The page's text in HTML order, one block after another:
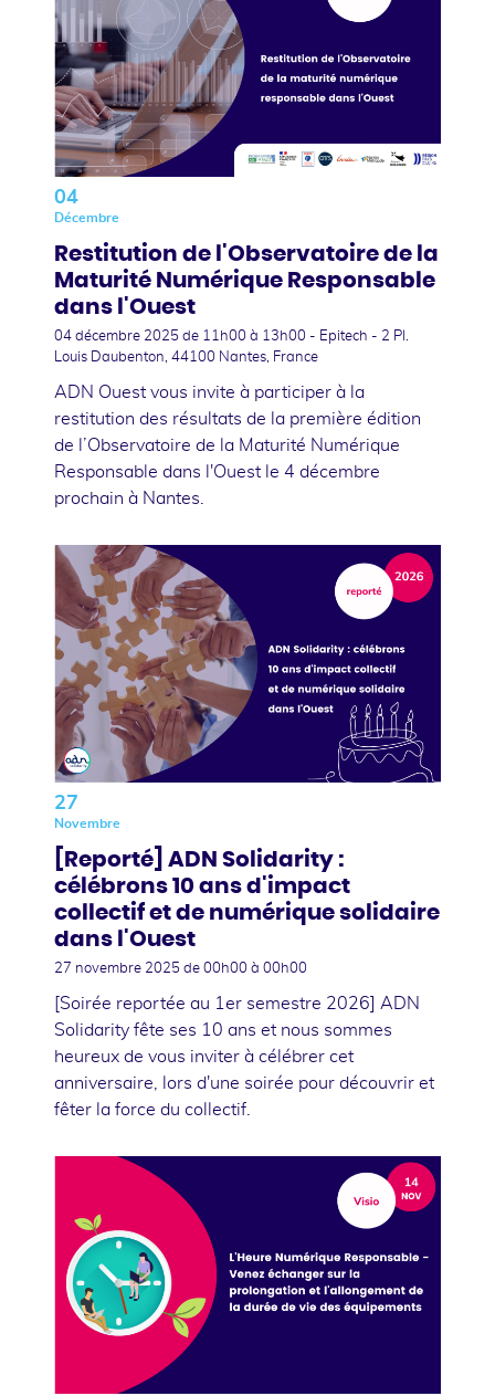
04
Décembre
Restitution de l'Observatoire de la
Maturité Numérique Responsable
dans l'Ouest
04 décembre 2025 de 11h00 à 13h00 - Epitech - 2 Pl.
Louis Daubenton, 44100 Nantes, France
ADN Ouest vous invite à participer à la
restitution des résultats de la première édition
de l’Observatoire de la Maturité Numérique
Responsable dans l'Ouest le 4 décembre
prochain à Nantes.
27
Novembre
[Reporté] ADN Solidarity :
célébrons 10 ans d'impact
collectif et de numérique solidaire
dans l'Ouest
27 novembre 2025 de 00h00 à 00h00
[Soirée reportée au 1er semestre 2026] ADN
Solidarity fête ses 10 ans et nous sommes
heureux de vous inviter à célébrer cet
anniversaire, lors d'une soirée pour découvrir et
fêter la force du collectif.